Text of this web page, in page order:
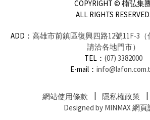
COPYRIGHT © 楠弘集
ALL RIGHTS RESERVED.
ADD： 高雄市前鎮區復興四路12號11F-3
請洽各地門市）
TEL： (07) 3382000
E-mail：
網站使用條款 隱私權政策
Designed by MINMAX 網